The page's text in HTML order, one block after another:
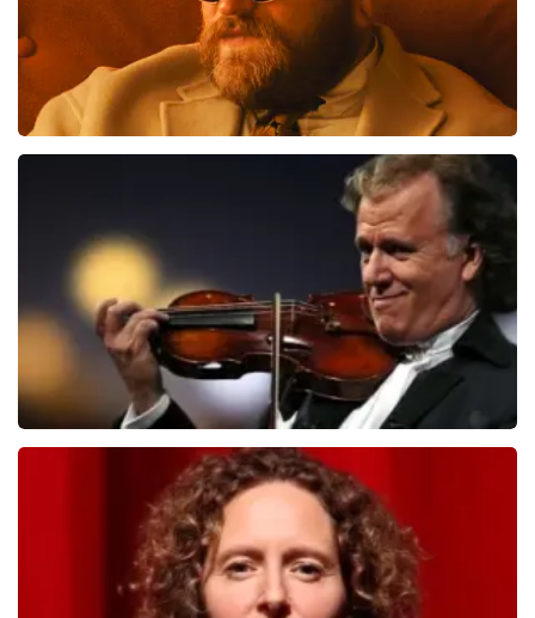
BESTEL NU
Andre Rieu
laatste 30 minuten
BESTEL NU